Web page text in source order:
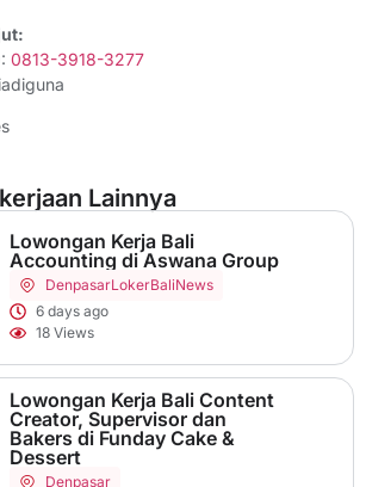
0813-3918-3277
Lainnya
Lowongan Kerja Bali
Accounting di Aswana Group
DenpasarLokerBaliNews
6 days ago
18 Views
Lowongan Kerja Bali Content
Creator, Supervisor dan
Bakers di Funday Cake &
Dessert
Denpasar